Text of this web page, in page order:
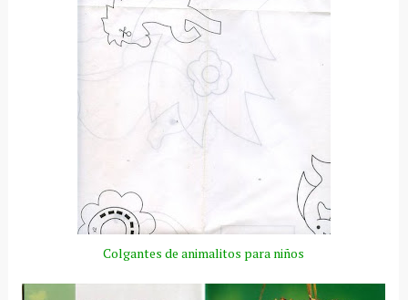
Colgantes de animalitos para niños